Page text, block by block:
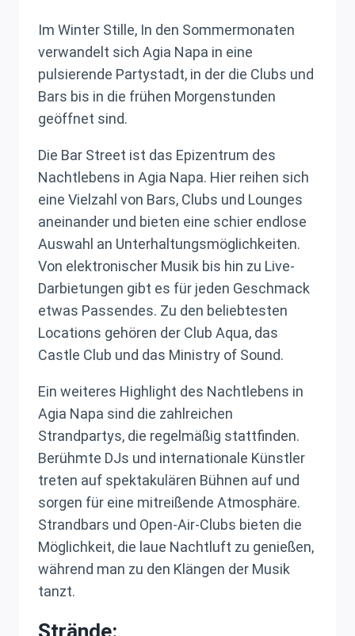
Im Winter Stille, In den Sommermonaten
verwandelt sich Agia Napa in eine
pulsierende Partystadt, in der die Clubs und
Bars bis in die frühen Morgenstunden
geöffnet sind.
Die Bar Street ist das Epizentrum des
Nachtlebens in Agia Napa. Hier reihen sich
eine Vielzahl von Bars, Clubs und Lounges
aneinander und bieten eine schier endlose
Auswahl an Unterhaltungsmöglichkeiten.
Von elektronischer Musik bis hin zu Live-
Darbietungen gibt es für jeden Geschmack
etwas Passendes. Zu den beliebtesten
Locations gehören der Club Aqua, das
Castle Club und das Ministry of Sound.
Ein weiteres Highlight des Nachtlebens in
Agia Napa sind die zahlreichen
Strandpartys, die regelmäßig stattfinden.
Berühmte DJs und internationale Künstler
treten auf spektakulären Bühnen auf und
sorgen für eine mitreißende Atmosphäre.
Strandbars und Open-Air-Clubs bieten die
Möglichkeit, die laue Nachtluft zu genießen,
während man zu den Klängen der Musik
tanzt.
Strände: